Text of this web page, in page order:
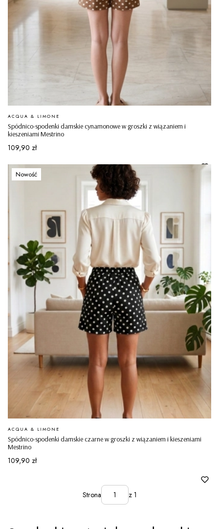
Spódnico-spodenki damskie cynamonowe w groszki z wiązaniem i
kieszeniami Mestrino
PRODUCENT
ACQUA & LIMONE
Cena
109,90 zł
Nowość
Spódnico-spodenki damskie czarne w groszki z wiązaniem i kieszeniami
Mestrino
PRODUCENT
ACQUA & LIMONE
Cena
109,90 zł
Strona z 1